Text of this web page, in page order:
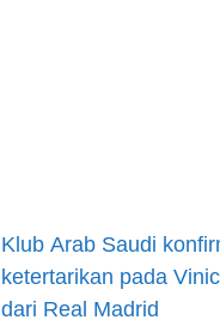
Klub Arab Saudi
ketertarikan pada
dari Real Madrid